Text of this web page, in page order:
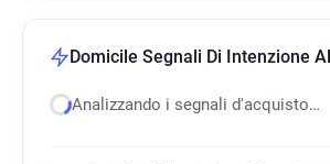
Domicile Segnali Di Intenzione
Analizzando i segnali d'acquisto…